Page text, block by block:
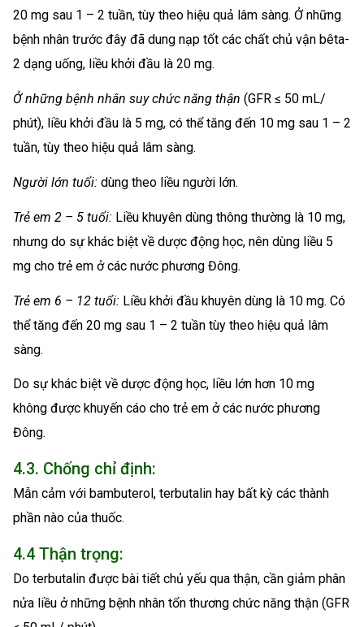
20 mg sau 1 – 2 tuần, tùy theo hiệu quả lâm sàng. Ở những
bệnh nhân trước đây đã dung nạp tốt các chất chủ vận bêta-
2 dạng uống, liều khởi đầu là 20 mg.
Ở những bệnh nhân suy chức năng thận (GFR ≤ 50 mL/
phút), liều khởi đầu là 5 mg, có thể tăng đến 10 mg sau 1 – 2
tuần, tùy theo hiệu quả lâm sàng.
Người lớn tuổi: dùng theo liều người lớn.
Trẻ em 2 – 5 tuổi: Liều khuyên dùng thông thường là 10 mg,
nhưng do sự khác biệt về dược động học, nên dùng liều 5
mg cho trẻ em ở các nước phương Đông.
Trẻ em 6 – 12 tuổi: Liều khởi đầu khuyên dùng là 10 mg. Có
thể tăng đến 20 mg sau 1 – 2 tuần tùy theo hiệu quả lâm
sàng.
Do sự khác biệt về dược động học, liều lớn hơn 10 mg
không được khuyến cáo cho trẻ em ở các nước phương
Đông.
4.3. Chống chỉ định:
Mẫn cảm với bambuterol, terbutalin hay bất kỳ các thành
phần nào của thuốc.
4.4 Thận trọng:
Do terbutalin được bài tiết chủ yếu qua thận, cần giảm phân
nửa liều ở những bệnh nhân tổn thương chức năng thận (GFR